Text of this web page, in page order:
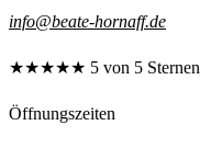
info@beate-hornaff.de
★★★★★ 5 von 5 Sternen
Öffnungszeiten